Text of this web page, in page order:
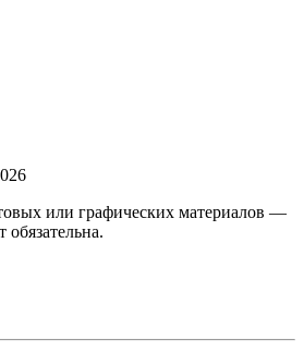
или графических материалов —
обязательна.